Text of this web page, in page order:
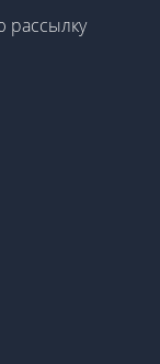
рассылку